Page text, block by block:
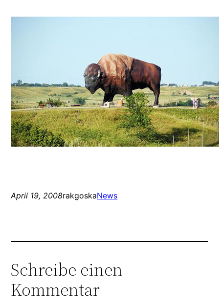
April 19, 2008rakgoskaNews
Schreibe einen
Kommentar